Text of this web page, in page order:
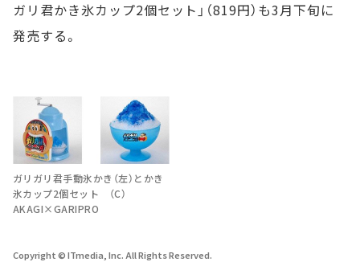
ガリ君かき氷カップ2個セット」（819円）も3月下旬に
発売する。
ガリガリ君手動氷かき（左）とかき
氷カップ2個セット （C）
AKAGI×GARIPRO
Copyright © ITmedia, Inc. All Rights Reserved.